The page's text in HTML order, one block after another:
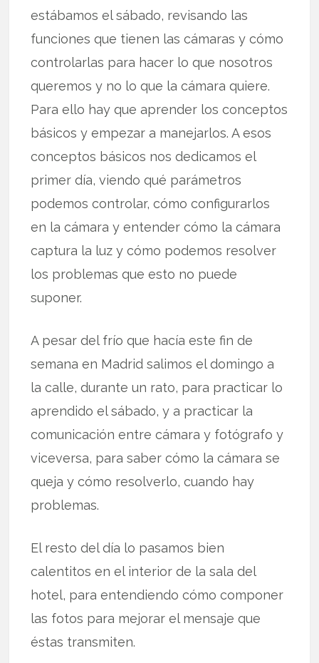
estábamos el sábado, revisando las
funciones que tienen las cámaras y cómo
controlarlas para hacer lo que nosotros
queremos y no lo que la cámara quiere.
Para ello hay que aprender los conceptos
básicos y empezar a manejarlos. A esos
conceptos básicos nos dedicamos el
primer día, viendo qué parámetros
podemos controlar, cómo configurarlos
en la cámara y entender cómo la cámara
captura la luz y cómo podemos resolver
los problemas que esto no puede
suponer.
A pesar del frío que hacía este fin de
semana en Madrid salimos el domingo a
la calle, durante un rato, para practicar lo
aprendido el sábado, y a practicar la
comunicación entre cámara y fotógrafo y
viceversa, para saber cómo la cámara se
queja y cómo resolverlo, cuando hay
problemas.
El resto del día lo pasamos bien
calentitos en el interior de la sala del
hotel, para entendiendo cómo componer
las fotos para mejorar el mensaje que
éstas transmiten.